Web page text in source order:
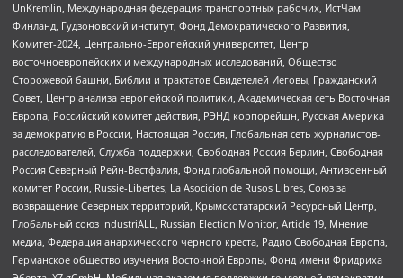
UnKremlin, Международная федерация транспортных рабочих, ИстЧам
Финланд, Гудзоновский институт, Фонд Демократического Развития,
Комитет-2024, Центрально-Европейский университет, Центр
восточноевропейских и международных исследований, Общество
Сторожевой башни, Библии и трактатов Свидетелей Иеговы, Гражданский
Совет, Центр анализа европейской политики, Академическая сеть Восточная
Европа, Российский комитет действия, РЭНД корпорейшн, Русская Америка
за демократию в России, Настоящая Россия, Глобальная сеть журналистов-
расследователей, Служба поддержки, Свободная Россия Берлин, Свободная
Россия Северный Рейн-Вестфалия, Фонд глобальной помощи, Антивоенный
комитет России, Russie-Libertes, La Asocicion de Rusos Libres, Союз за
возвращение Северных территорий, Крымскотатарский Ресурсный Центр,
Глобальный союз IndustriALL, Russian Election Monitor, Article 19, Мнение
медиа, Федерация анархического черного креста, Радио Свободная Европа,
Германское общество изучения Восточной Европы, Фонд имени Фридриха